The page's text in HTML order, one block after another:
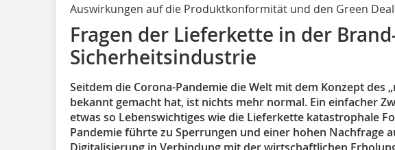
Auswirkungen auf die Produktkonformität und den Green Deal
Fragen der Lieferkette in der
Sicherheitsindustrie
Seitdem die Corona-Pandemie die Welt mit dem Konzept des
bekannt gemacht hat, ist nichts mehr normal. Ein einfacher
etwas so Lebenswichtiges wie die Lieferkette katastrophale
Pandemie führte zu Sperrungen und einer hohen Nachfrage